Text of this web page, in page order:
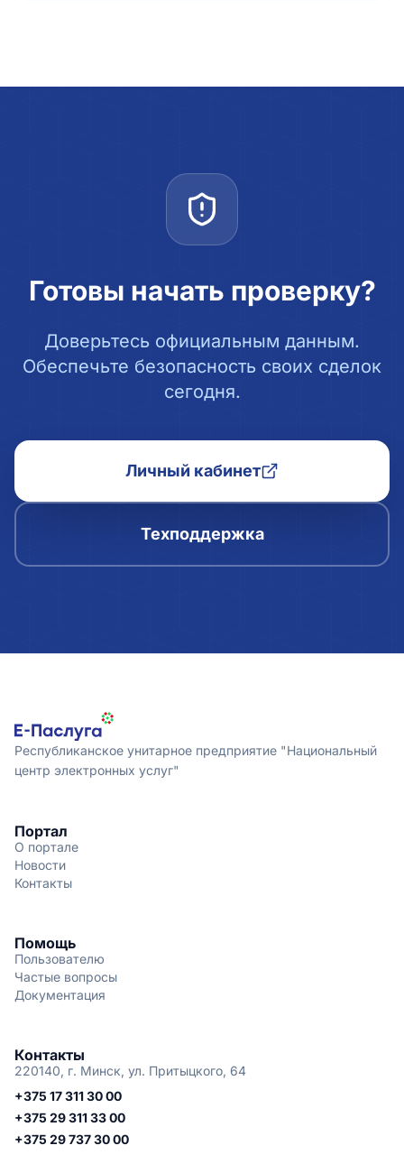
Готовы начать проверку?
Доверьтесь официальным данным.
Обеспечьте безопасность своих сделок
сегодня.
Личный кабинет
Техподдержка
Республиканское унитарное предприятие "Национальный
центр электронных услуг"
Портал
О портале
Новости
Контакты
Помощь
Пользователю
Частые вопросы
Документация
Контакты
220140, г. Минск, ул. Притыцкого, 64
+375 17 311 30 00
+375 29 311 33 00
+375 29 737 30 00